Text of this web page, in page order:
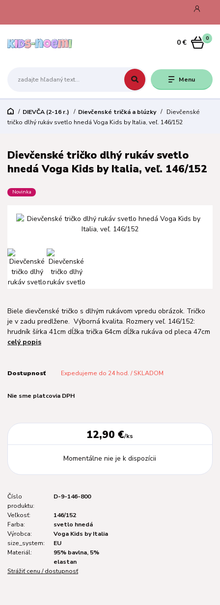
Menu
0
0 €
DIEVČA (2-16 r.) Dievčenské tričká a blúzky
Dievčenské
tričko dlhý rukáv svetlo hnedá Voga Kids by Italia, veľ. 146/152
Dievčenské tričko dlhý rukáv svetlo
hnedá Voga Kids by Italia, veľ. 146/152
Novinka
Biele dievčenské tričko s dlhým rukávom vpredu obrázok. Tričko
je v zadu predlžene. Výborná kvalita. Rozmery veľ. 146/152:
hrudník šírka 41cm dĺžka trička 64cm dĺžka rukáva od pleca 47cm
celý popis
Dostupnosť Expedujeme do 24 hod. / SKLADOM
Nie sme platcovia DPH
12,90 €/ks
Momentálne nie je k dispozícii
Číslo
produktu:
D-9-146-800
Veľkosť:
146/152
Farba:
svetlo hnedá
Výrobca:
Voga Kids by Italia
size_system:
EU
Materiál:
95% bavlna, 5%
elastan
Strážiť cenu / dostupnosť